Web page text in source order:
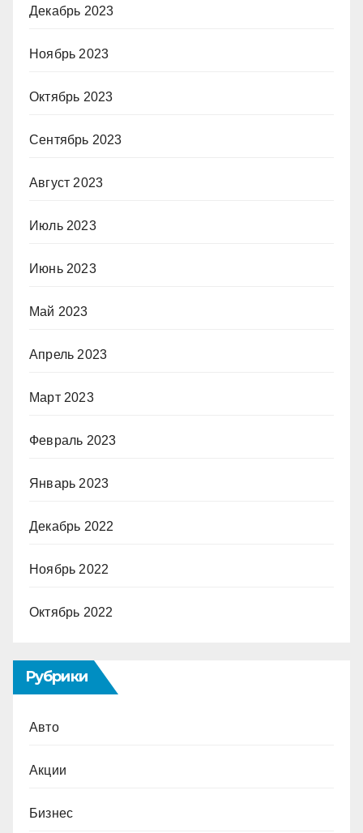
Декабрь 2023
Ноябрь 2023
Октябрь 2023
Сентябрь 2023
Август 2023
Июль 2023
Июнь 2023
Май 2023
Апрель 2023
Март 2023
Февраль 2023
Январь 2023
Декабрь 2022
Ноябрь 2022
Октябрь 2022
Рубрики
Авто
Акции
Бизнес